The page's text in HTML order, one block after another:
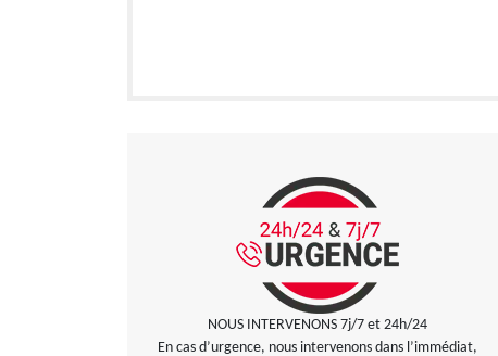
NOUS INTERVENONS 7j/7 et 24h/24
En cas d’urgence, nous intervenons dans l’immédiat,